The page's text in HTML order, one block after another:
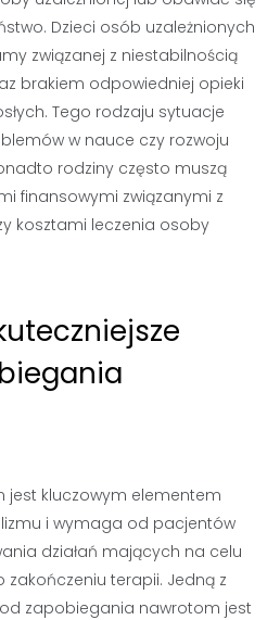
Dzieci osób uzależnionych
związanej z niestabilnością
brakiem odpowiedniej opieki
Tego rodzaju sytuacje
w nauce czy rozwoju
rodziny często muszą
finansowymi związanymi z
kosztami leczenia osoby
kluczowym elementem
i wymaga od pacjentów
działań mających na celu
zakończeniu terapii. Jedną z
zapobiegania nawrotom jest